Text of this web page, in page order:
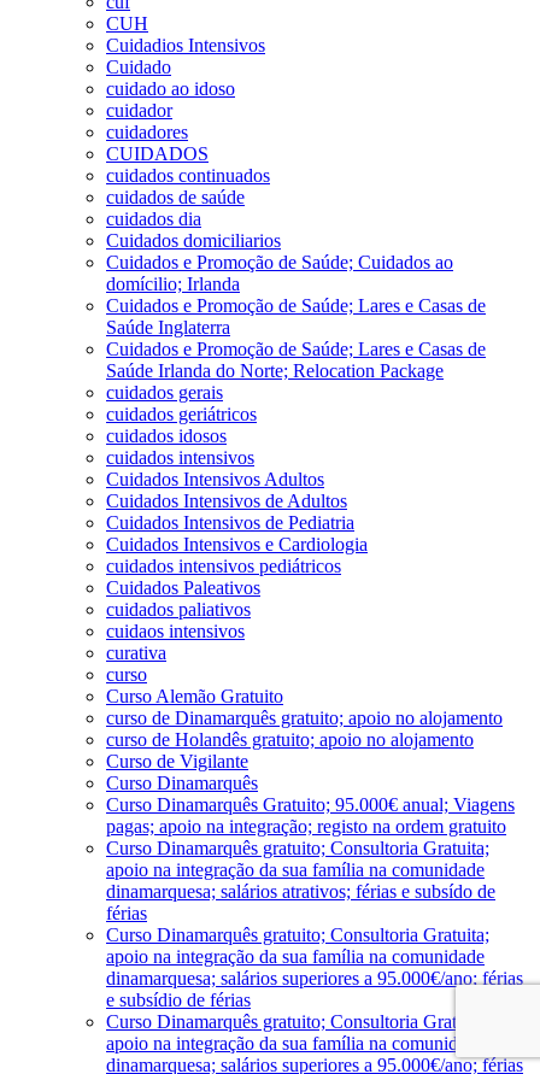
CUH
Cuidadios Intensivos
Cuidado
cuidado ao idoso
cuidador
cuidadores
CUIDADOS
cuidados continuados
cuidados de saúde
cuidados dia
Cuidados domiciliarios
Cuidados e Promoção de Saúde; Cuidados ao
domícilio; Irlanda
Cuidados e Promoção de Saúde; Lares e Casas de
Saúde Inglaterra
Cuidados e Promoção de Saúde; Lares e Casas de
Saúde Irlanda do Norte; Relocation Package
cuidados gerais
cuidados geriátricos
cuidados idosos
cuidados intensivos
Cuidados Intensivos Adultos
Cuidados Intensivos de Adultos
Cuidados Intensivos de Pediatria
Cuidados Intensivos e Cardiologia
cuidados intensivos pediátricos
Cuidados Paleativos
cuidados paliativos
cuidaos intensivos
curativa
curso
Curso Alemão Gratuito
curso de Dinamarquês gratuito; apoio no alojamento
curso de Holandês gratuito; apoio no alojamento
Curso de Vigilante
Curso Dinamarquês
Curso Dinamarquês Gratuito; 95.000€ anual; Viagens
pagas; apoio na integração; registo na ordem gratuito
Curso Dinamarquês gratuito; Consultoria Gratuita;
apoio na integração da sua família na comunidade
dinamarquesa; salários atrativos; férias e subsído de
férias
Curso Dinamarquês gratuito; Consultoria Gratuita;
apoio na integração da sua família na comunidade
dinamarquesa; salários superiores a 95.000€/ano; férias
e subsídio de férias
Curso Dinamarquês gratuito; Consultoria Gratuita;
apoio na integração da sua família na comunidade
dinamarquesa; salários superiores a 95.000€/ano; férias